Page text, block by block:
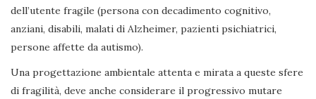
dell’utente fragile (persona con decadimento cognitivo,
anziani, disabili, malati di Alzheimer, pazienti psichiatrici,
persone affette da autismo).
Una progettazione ambientale attenta e mirata a queste sfere
di fragilità, deve anche considerare il progressivo mutare